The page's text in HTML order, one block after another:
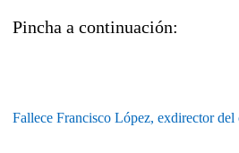
Pincha a continuación:
Fallece Francisco López, exdirector